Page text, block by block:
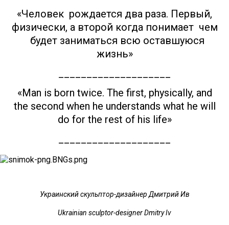
«Человек рождается два раза. Первый,
физически, а второй когда понимает чем
будет заниматься всю оставшуюся
жизнь»
«Man is born twice. The first, physically, and
the second when he understands what he will
do for the rest of his life»
Украинский скульптор-дизайнер Дмитрий Ив
Ukrainian sculptor-designer Dmitry Iv